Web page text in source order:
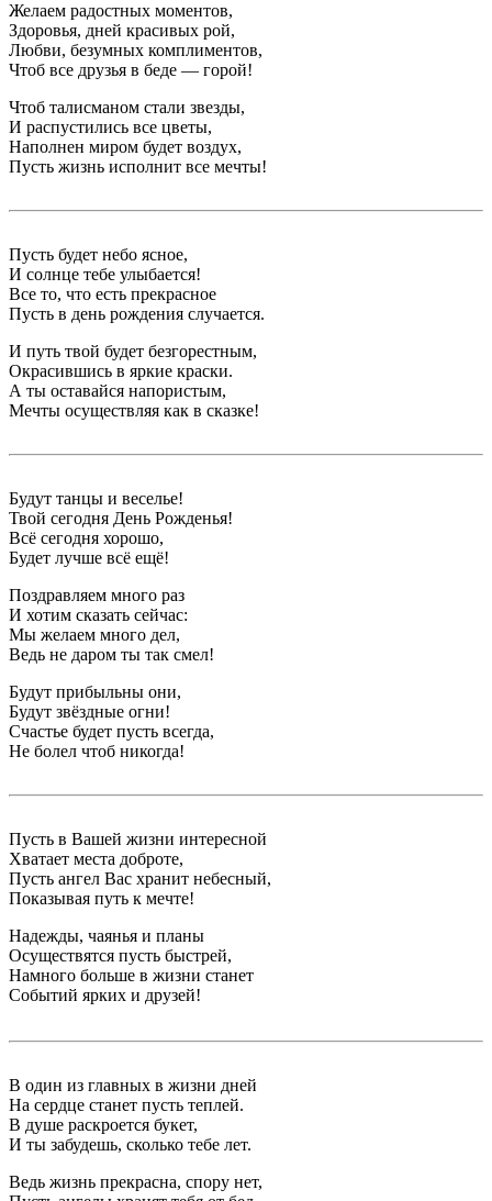
Желаем радостных моментов,
Здоровья, дней красивых рой,
Любви, безумных комплиментов,
Чтоб все друзья в беде — горой!
Чтоб талисманом стали звезды,
И распустились все цветы,
Наполнен миром будет воздух,
Пусть жизнь исполнит все мечты!
Пусть будет небо ясное,
И солнце тебе улыбается!
Все то, что есть прекрасное
Пусть в день рождения случается.
И путь твой будет безгорестным,
Окрасившись в яркие краски.
А ты оставайся напористым,
Мечты осуществляя как в сказке!
Будут танцы и веселье!
Твой сегодня День Рожденья!
Всё сегодня хорошо,
Будет лучше всё ещё!
Поздравляем много раз
И хотим сказать сейчас:
Мы желаем много дел,
Ведь не даром ты так смел!
Будут прибыльны они,
Будут звёздные огни!
Счастье будет пусть всегда,
Не болел чтоб никогда!
Пусть в Вашей жизни интересной
Хватает места доброте,
Пусть ангел Вас хранит небесный,
Показывая путь к мечте!
Надежды, чаянья и планы
Осуществятся пусть быстрей,
Намного больше в жизни станет
Событий ярких и друзей!
В один из главных в жизни дней
На сердце станет пусть теплей.
В душе раскроется букет,
И ты забудешь, сколько тебе лет.
Ведь жизнь прекрасна, спору нет,